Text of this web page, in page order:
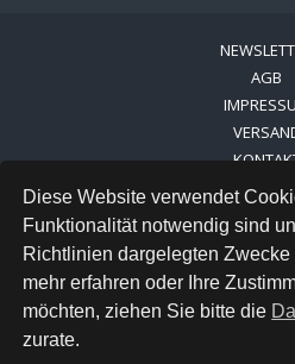
Diese Website verwendet
Funktionalität notwendig sind
Richtlinien dargelegten
mehr erfahren oder Ihre
möchten, ziehen Sie bitte die
zurate.
AGB
LINKS